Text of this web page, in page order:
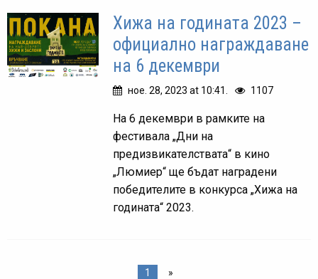
Хижа на годината 2023 –
официално награждаване
на 6 декември
ное. 28, 2023 at 10:41. 1107
На 6 декември в рамките на
фестивала „Дни на
предизвикателствата“ в кино
„Люмиер“ ще бъдат наградени
победителите в конкурса „Хижа на
годината“ 2023.
1 »